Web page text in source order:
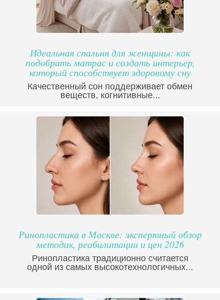
Идеальная спальня для женщины: как
подобрать матрас и создать интерьер,
который способствует здоровому сну
Качественный сон поддерживает обмен
веществ, когнитивные...
Ринопластика в Москве: экспертный обзор
методик, реабилитации и цен 2026
Ринопластика традиционно считается
одной из самых высокотехнологичных...